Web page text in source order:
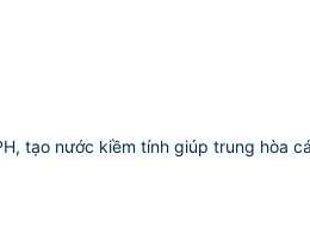
tạo nước kiềm tính giúp trung hòa